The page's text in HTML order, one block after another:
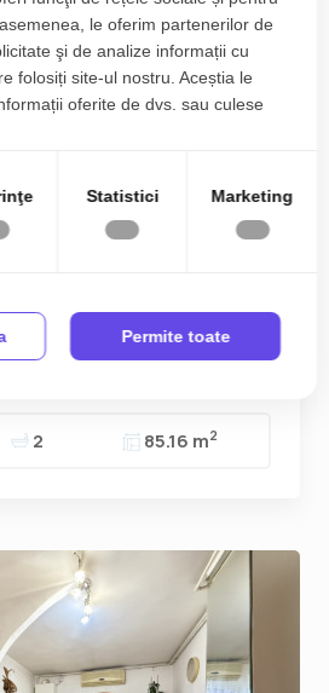
0%
2 85.16 m2
le oferim partenerilor de
şi de analize informații cu
folosiți site-ul nostru. Aceștia le
oferite de dvs. sau culese
Statistici Marketing
Permite toate